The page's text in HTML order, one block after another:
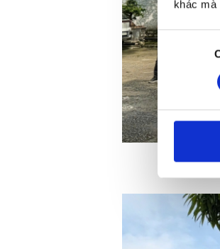
khác mà
Lựa
chọn
chấp
thuận